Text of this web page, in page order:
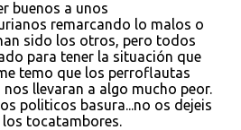
buenos a unos
remarcando lo malos o
sido los otros, pero todos
para tener la situación que
temo que los perroflautas
llevaran a algo mucho peor.
politicos basura...no os dejeis
tocatambores.